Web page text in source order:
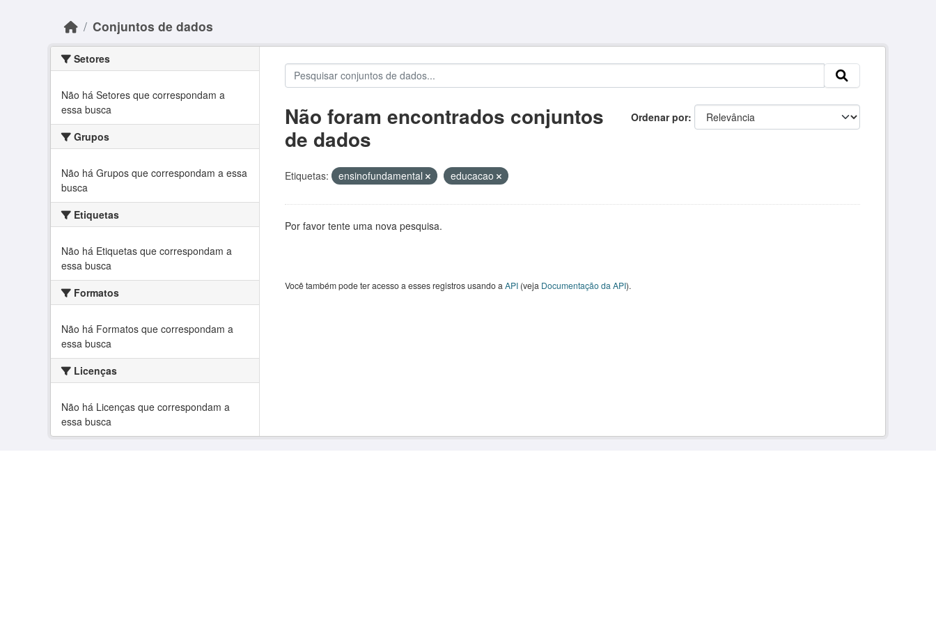
Conjuntos de dados
Setores
Não há Setores que correspondam a
essa busca
Grupos
Não há Grupos que correspondam a essa
busca
Etiquetas
Não há Etiquetas que correspondam a
essa busca
Formatos
Não há Formatos que correspondam a
essa busca
Licenças
Não há Licenças que correspondam a
essa busca
Ordenar por
Não foram encontrados conjuntos
de dados
Etiquetas: ensinofundamental educacao
Por favor tente uma nova pesquisa.
Você também pode ter acesso a esses registros usando a API(veja Documentação da API).